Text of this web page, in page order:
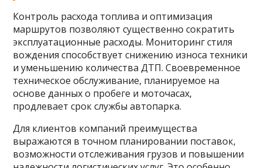
Контроль расхода топлива и оптимизация
маршрутов позволяют существенно сократить
эксплуатационные расходы. Мониторинг стиля
вождения способствует снижению износа техники
и уменьшению количества ДТП. Своевременное
техническое обслуживание, планируемое на
основе данных о пробеге и моточасах,
продлевает срок службы автопарка.
Для клиентов компаний преимущества
выражаются в точном планировании поставок,
возможности отслеживания грузов и повышении